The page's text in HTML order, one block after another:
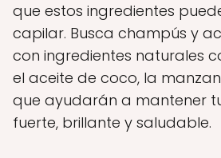
que estos ingredientes
capilar. Busca champús y
con ingredientes naturales
el aceite de coco, la
que ayudarán a mantener
fuerte, brillante y saludable.